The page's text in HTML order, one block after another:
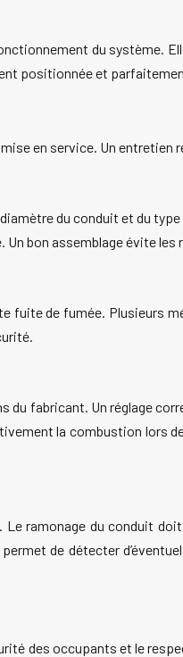
du système.
positionnée et
en service. Un
du conduit et du
bon assemblage évite les
fuite de fumée. Plusieurs
fabricant. Un réglage
la combustion lors
ramonage du conduit
de détecter
des occupants et le